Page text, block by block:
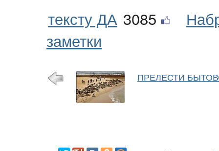
тексту ДА 3085
заметки
ПРЕЛЕСТИ